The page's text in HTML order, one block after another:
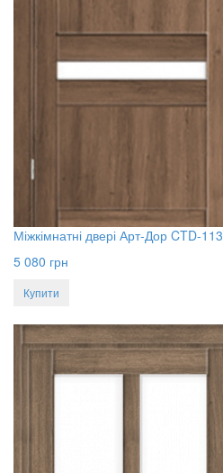
Міжкімнатні двері Арт-Дор CTD-113
5 080 грн
Купити